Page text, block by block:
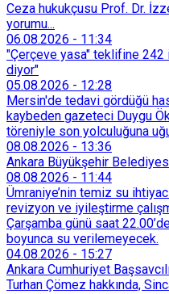
Ceza hukukçusu Prof. Dr.
yorumu...
06.08.2026 - 11:34
"Çerçeve yasa" teklifine 242
diyor"
05.08.2026 - 12:28
Mersin'de tedavi gördüğü
kaybeden gazeteci Duygu
töreniyle son yolculuğuna
08.08.2026 - 13:36
Ankara Büyükşehir
08.08.2026 - 11:44
Ümraniye’nin temiz su
revizyon ve iyileştirme
Çarşamba günü saat
boyunca su verilemeyecek.
04.08.2026 - 15:27
Ankara Cumhuriyet
Turhan Çömez hakkında,